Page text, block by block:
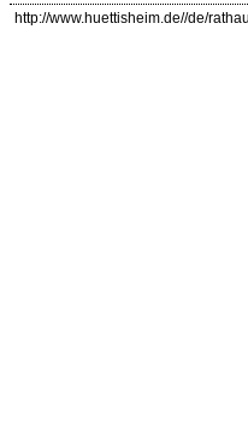
http://www.huettisheim.de//de/